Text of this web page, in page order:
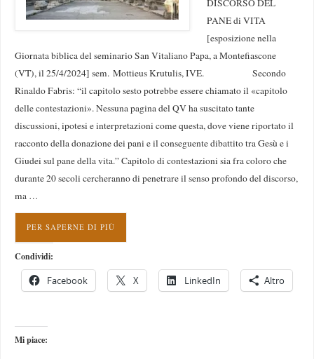
DISCORSO DEL
PANE di VITA
[esposizione nella
Giornata biblica del seminario San Vitaliano Papa, a Montefiascone
(VT), il 25/4/2024] sem. Mottieus Krutulis, IVE. Secondo
Rinaldo Fabris: “il capitolo sesto potrebbe essere chiamato il «capitolo
delle contestazioni». Nessuna pagina del QV ha suscitato tante
discussioni, ipotesi e interpretazioni come questa, dove viene riportato il
racconto della donazione dei pani e il conseguente dibattito tra Gesù e i
Giudei sul pane della vita.” Capitolo di contestazioni sia fra coloro che
durante 20 secoli cercheranno di penetrare il senso profondo del discorso,
ma …
PER SAPERNE DI PIÙ
Condividi:
Facebook X LinkedIn Altro
Mi piace: